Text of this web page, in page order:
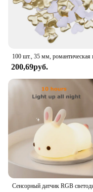
200,69руб.